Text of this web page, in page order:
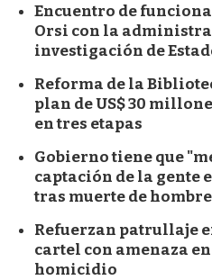
Encuentro de
Orsi con la
investigación de
Reforma de la
plan de US$ 30
en tres etapas
Gobierno tiene que
captación de la gente
tras muerte de
Refuerzan patrullaje
cartel con amenaza
homicidio